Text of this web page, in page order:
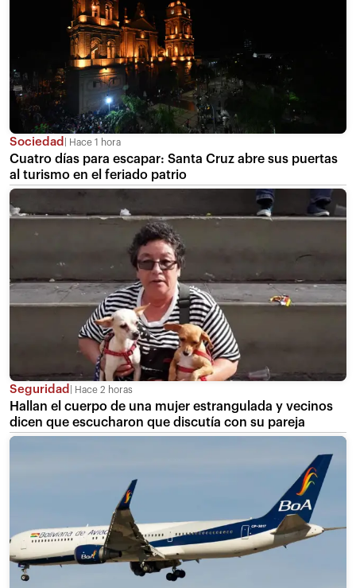
Sociedad Hace 1 hora
Cuatro días para escapar: Santa Cruz abre sus puertas
al turismo en el feriado patrio
Seguridad Hace 2 horas
Hallan el cuerpo de una mujer estrangulada y vecinos
dicen que escucharon que discutía con su pareja